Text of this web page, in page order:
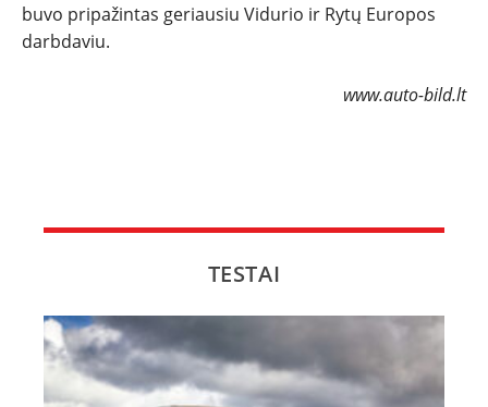
buvo pripažintas geriausiu Vidurio ir Rytų Europos
darbdaviu.
www.auto-bild.lt
TESTAI